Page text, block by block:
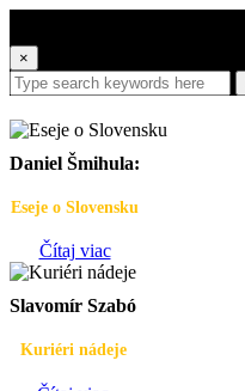
×
Daniel Šmihula:
Eseje o Slovensku
Čítaj viac
Slavomír Szabó
Kuriéri nádeje